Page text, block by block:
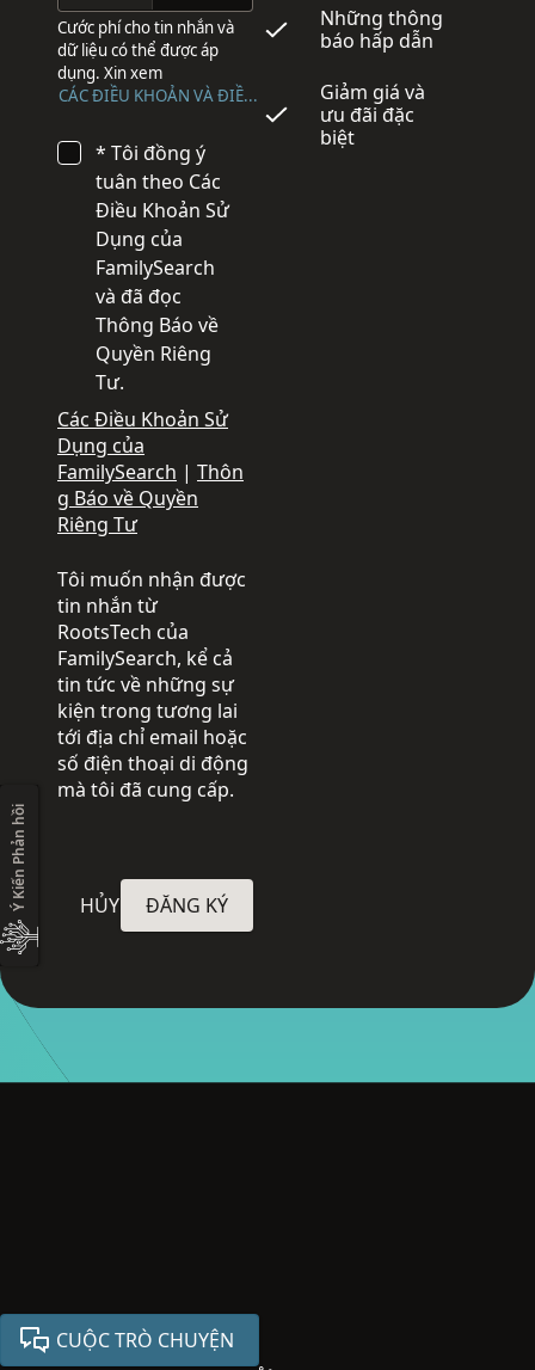
Cước phí cho tin nhắn và
dữ liệu có thể được áp
dụng. Xin xem
CÁC ĐIỀU KHOẢN VÀ ĐIỀU KIỆN VỀ VIỆC NHẮN TIN VĂN BẢN
* Tôi đồng ý
tuân theo Các
Điều Khoản Sử
Dụng của
FamilySearch
và đã đọc
Thông Báo về
Quyền Riêng
Tư.
Các Điều Khoản Sử
Dụng của
FamilySearch | Thôn
g Báo về Quyền
Riêng Tư
Tôi muốn nhận được
tin nhắn từ
RootsTech của
FamilySearch, kể cả
tin tức về những sự
kiện trong tương lai
tới địa chỉ email hoặc
số điện thoại di động
mà tôi đã cung cấp.
HỦY ĐĂNG KÝ
Những thông
báo hấp dẫn
Giảm giá và
ưu đãi đặc
biệt
CUỘC TRÒ CHUYỆN
Ý Kiến Phản hồi